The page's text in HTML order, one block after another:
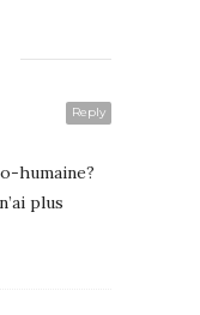
Reply
humaine?
plus